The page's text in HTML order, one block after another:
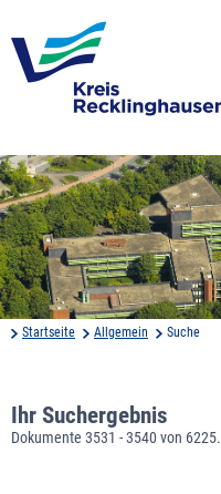
Startseite Allgemein Suche
Ihr Suchergebnis
Dokumente 3531 - 3540 von 6225.